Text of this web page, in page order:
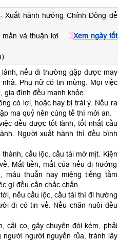
Xuất hành hướng Chính Đông để
mắn và thuận lợi
Xem ngày tốt
nếu đi thường gặp được may
Phụ nữ có tin mừng. Mọi việc
gia đình đều mạnh khỏe.
có lợi, hoặc hay bị trái ý. Nếu ra
ma quỷ nên cúng tế thì mới an.
đều được tốt lành, tốt nhất cầu
Người xuất hành thì đều bình
cầu lộc, cầu tài mờ mịt. Kiện
Mất tiền, mất của nếu đi hướng
mâu thuẫn hay miệng tiếng tầm
gì đều cần chắc chắn.
nếu cầu lộc, cầu tài thì đi hướng
đi có tin về. Nếu chăn nuôi đều
cãi cọ, gây chuyện đói kém, phải
người nguyền rủa, tránh lây